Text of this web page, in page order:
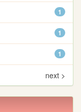
1
1
1
next >